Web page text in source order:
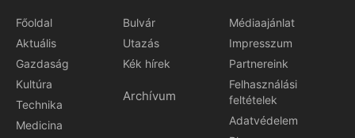
Főoldal
Aktuális
Gazdaság
Kultúra
Technika
Medicina
Bulvár
Utazás
Kék hírek
Archívum
Médiaajánlat
Impresszum
Partnereink
Felhasználási
feltételek
Adatvédelem